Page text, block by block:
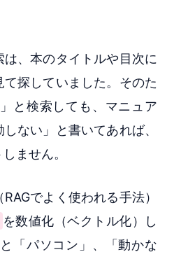
、本のタイトルや目次に
探していました。そのた
と検索しても、マニュア
ない」と書いてあれば、
ません。
でよく使われる手法）
を数値化（ベクトル化）し
「パソコン」、「動かな